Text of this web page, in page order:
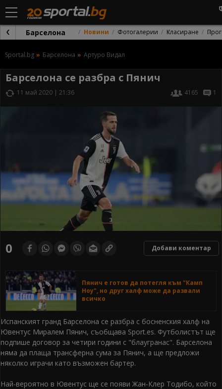
Барселона Новини Фотогалерии Класиране
Sportal.bg Барселона Артуро Видал
Барселона се разбра с Пянич
11 май 2020 | 21:36 4165 1
0 Добави коментар
Пянич е готов да потегля към "Камп
Ноу", но друг халф може да развали
всичко
Испанският гранд Барселона се разбра с босненския халф на
Ювентус Миралем Пянич, съобщава Sport.es. Футболистът ще
подпише договор за четири години с "блаугранас". Барселона
няма да плаща трансферна сума за Пянич, а ще предложи
няколко играчи като възможен бартер.
Най-вероятно в Ювентус ще се появи Жан-Клер Тодибо, който